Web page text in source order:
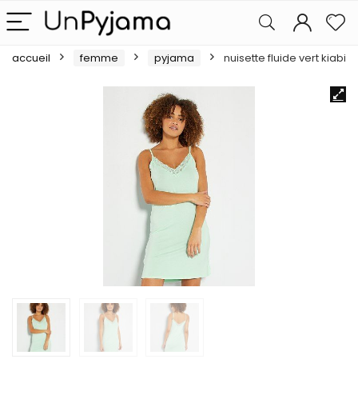
accueil femme pyjama nuisette fluide vert kiabi